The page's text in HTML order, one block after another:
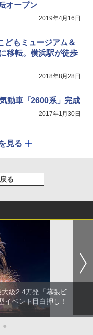
オープン
2019年4月16日
どもミュージアム＆
移転。横浜駅が徒歩
2018年8月28日
動車「2600系」完成
2017年1月30日
見る
る
級2.4万発「幕張ビ
イベント目白押し！
●